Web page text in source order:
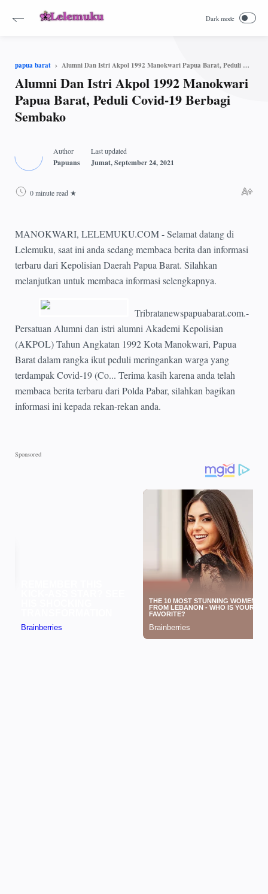
papua barat Alumni Dan Istri Akpol 1992 Manokwari Papua Barat, Peduli Covid-19 Berbagi Sembako
Alumni Dan Istri Akpol 1992 Manokwari
Papua Barat, Peduli Covid-19 Berbagi
Sembako
0 minute read
MANOKWARI, LELEMUKU.COM - Selamat datang di
Lelemuku, saat ini anda sedang membaca berita dan informasi
terbaru dari Kepolisian Daerah Papua Barat. Silahkan
melanjutkan untuk membaca informasi selengkapnya.
Tribratanewspapuabarat.com.-
Persatuan Alumni dan istri alumni Akademi Kepolisian
(AKPOL) Tahun Angkatan 1992 Kota Manokwari, Papua
Barat dalam rangka ikut peduli meringankan warga yang
terdampak Covid-19 (Co... Terima kasih karena anda telah
membaca berita terbaru dari Polda Pabar, silahkan bagikan
informasi ini kepada rekan-rekan anda.